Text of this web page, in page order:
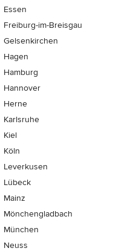
Essen
Freiburg-im-Breisgau
Gelsenkirchen
Hagen
Hamburg
Hannover
Herne
Karlsruhe
Kiel
Köln
Leverkusen
Lübeck
Mainz
Mönchen­gladbach
München
Neuss